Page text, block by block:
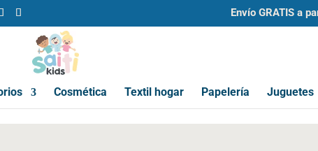
Envío GRATIS a
Cosmética Textil hogar Papelería Juguetes